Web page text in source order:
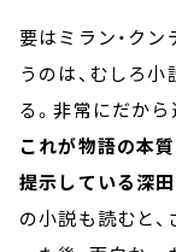
要はミラン・クン
うのは、むしろ
る。非常にだか
これが物語の本
提示している深
の小説も読むと